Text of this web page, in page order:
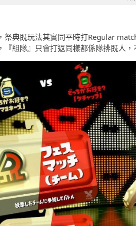
祭典既玩法其實同平時打Regular
，『組隊』只會打返同樣都係隊排既人